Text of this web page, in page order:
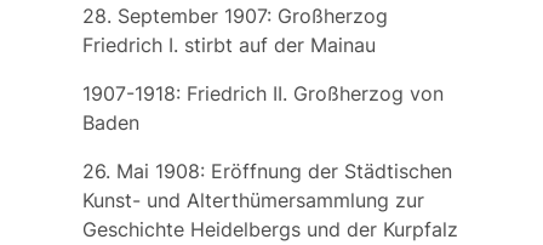
28. September 1907: Großherzog
FriedrichI. stirbt auf der Mainau
1907-1918: Friedrich II. Großherzog von
Baden
26. Mai 1908: Eröffnung derStädtischen
Kunst- und Alterthümersammlung zur
Geschichte Heidelbergs und der Kurpfalz